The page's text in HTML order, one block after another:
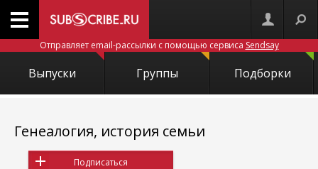
Отправляет email-рассылки с помощью сервиса Sendsay
Выпуски Группы Подборки
Генеалогия, история семьи
Подписаться